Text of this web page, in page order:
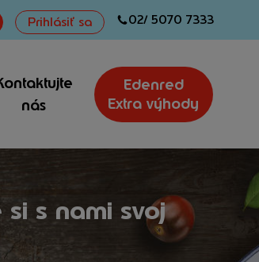
Prihlásiť sa 02/ 5070 7333
nás
Edenred
Extra výhody
s nami svoj